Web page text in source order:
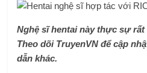
Nghệ sĩ hentai này thực sự
Theo dõi TruyenVN để cập
dẫn khác.